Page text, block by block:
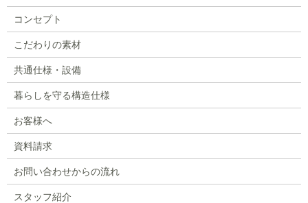
コンセプト
こだわりの素材
共通仕様・設備
暮らしを守る構造仕様
お客様へ
資料請求
お問い合わせからの流れ
スタッフ紹介